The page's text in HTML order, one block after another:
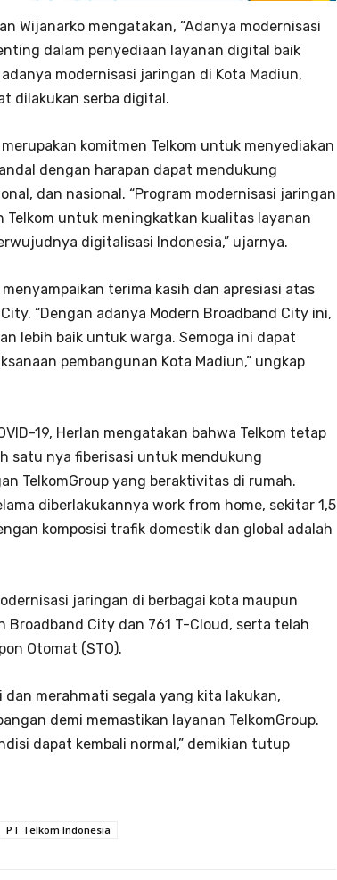
Wijanarko mengatakan, “Adanya modernisasi
dalam penyediaan layanan digital baik
modernisasi jaringan di Kota Madiun,
dilakukan serba digital.
komitmen Telkom untuk menyediakan
dengan harapan dapat mendukung
dan nasional. “Program modernisasi jaringan
untuk meningkatkan kualitas layanan
digitalisasi Indonesia,” ujarnya.
menyampaikan terima kasih dan apresiasi atas
“Dengan adanya Modern Broadband City ini,
lebih baik untuk warga. Semoga ini dapat
pembangunan Kota Madiun,” ungkap
19, Herlan mengatakan bahwa Telkom tetap
satu nya fiberisasi untuk mendukung
TelkomGroup yang beraktivitas di rumah.
diberlakukannya work from home, sekitar 1,5
komposisi trafik domestik dan global adalah
jaringan di berbagai kota maupun
Broadband City dan 761 T-Cloud, serta telah
Otomat (STO).
dan merahmati segala yang kita lakukan,
demi memastikan layanan TelkomGroup.
dapat kembali normal,” demikian tutup
PT Telkom Indonesia